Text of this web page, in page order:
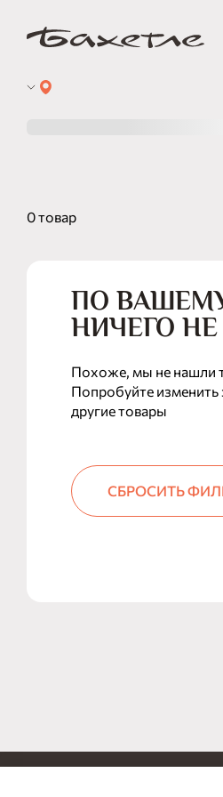
0 товар
ПО
НИЧЕГО
Похоже, мы не нашли
Попробуйте изменить
другие товары
СБРОСИТЬ